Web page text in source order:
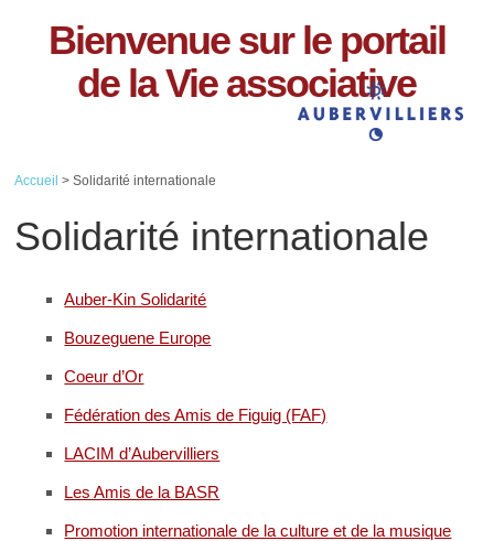
Bienvenue sur le portail
de la Vie associative
Accueil > Solidarité internationale
Solidarité internationale
Auber-Kin Solidarité
Bouzeguene Europe
Coeur d’Or
Fédération des Amis de Figuig (FAF)
LACIM d’Aubervilliers
Les Amis de la BASR
Promotion internationale de la culture et de la musique